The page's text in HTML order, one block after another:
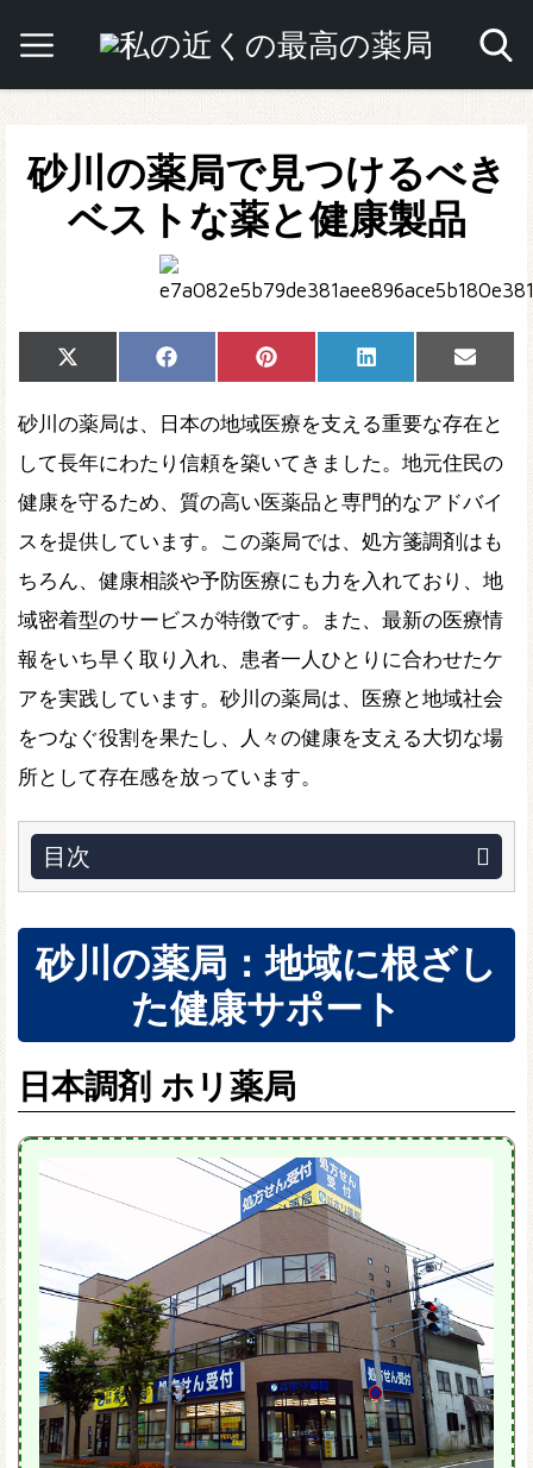
砂川の薬局で見つけるべき
ベストな薬と健康製品
Share
on
X
(Twitter)
Share
on
Facebook Share
on
Pinterest Share
on
LinkedIn
Share
on
Email
砂川の薬局は、日本の地域医療を支える重要な存在と
して長年にわたり信頼を築いてきました。地元住民の
健康を守るため、質の高い医薬品と専門的なアドバイ
スを提供しています。この薬局では、処方箋調剤はも
ちろん、健康相談や予防医療にも力を入れており、地
域密着型のサービスが特徴です。また、最新の医療情
報をいち早く取り入れ、患者一人ひとりに合わせたケ
アを実践しています。砂川の薬局は、医療と地域社会
をつなぐ役割を果たし、人々の健康を支える大切な場
所として存在感を放っています。
目次
砂川の薬局：地域に根ざし
た健康サポート
日本調剤 ホリ薬局